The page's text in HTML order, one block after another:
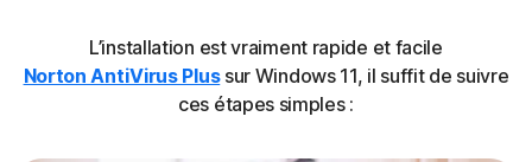
L’installation est vraiment rapide et facile
Norton AntiVirus Plussur Windows 11, il suffit de suivre
ces étapes simples :